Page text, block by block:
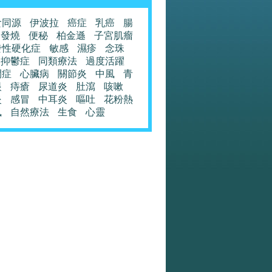
源 伊波拉 癌症 乳癌
腸
發燒
便秘 柏金遜
子宮肌瘤
硬化症
敏感 濕疹
念珠
抑鬱症
同類療法
過度活躍
心臟病 關節炎 中風
青
痔瘡 尿道炎 肚瀉
咳嗽
感冒 中耳炎 嘔吐
花粉熱
自然療法 生食 心靈